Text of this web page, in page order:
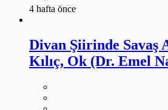
4 hafta önce
Divan Şiirinde Savaş
Kılıç, Ok (Dr. Emel